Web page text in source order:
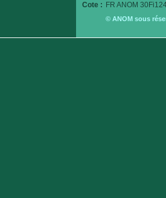
Cote : FR ANOM
© ANOM sous